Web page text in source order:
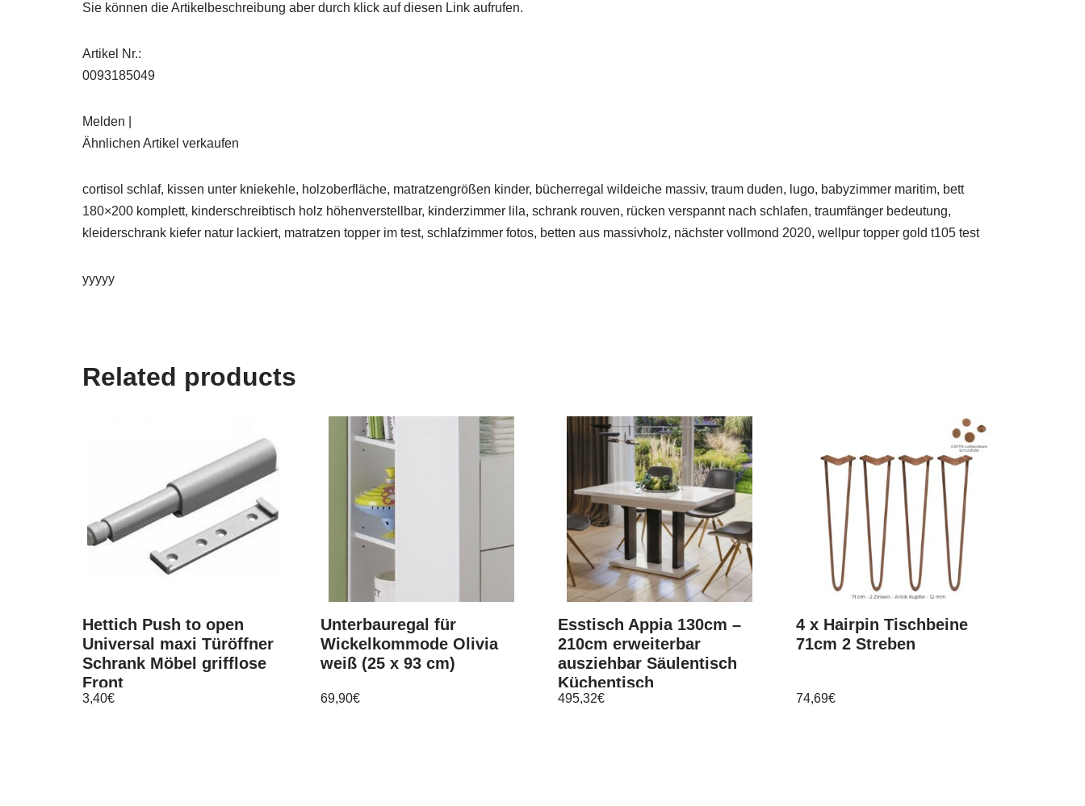
Sie können die Artikelbeschreibung aber durch klick auf diesen Link aufrufen.
Artikel Nr.:
0093185049
Melden |
Ähnlichen Artikel verkaufen
cortisol schlaf, kissen unter kniekehle, holzoberfläche, matratzengrößen kinder, bücherregal wildeiche massiv, traum duden, lugo, babyzimmer maritim, bett
180×200 komplett, kinderschreibtisch holz höhenverstellbar, kinderzimmer lila, schrank rouven, rücken verspannt nach schlafen, traumfänger bedeutung,
kleiderschrank kiefer natur lackiert, matratzen topper im test, schlafzimmer fotos, betten aus massivholz, nächster vollmond 2020, wellpur topper gold t105 test
yyyyy
Related products
Hettich Push to open
Universal maxi Türöffner
Schrank Möbel grifflose
Front
3,40€
Unterbauregal für
Wickelkommode Olivia
weiß (25 x 93 cm)
69,90€
Esstisch Appia 130cm –
210cm erweiterbar
ausziehbar Säulentisch
Küchentisch
495,32€
4 x Hairpin Tischbeine
71cm 2 Streben
74,69€